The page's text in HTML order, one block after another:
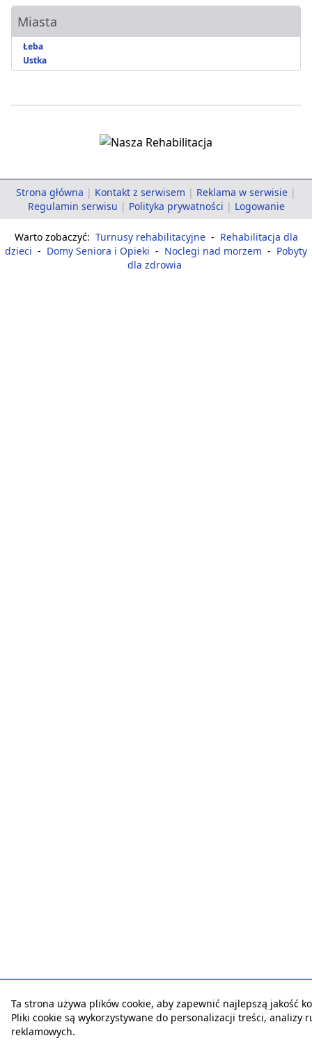
Miasta
Łeba
Ustka
Strona główna | Kontakt z serwisem | Reklama w serwisie |
Regulamin serwisu | Polityka prywatności | Logowanie
Warto zobaczyć: Turnusy rehabilitacyjne - Rehabilitacja dla
dzieci - Domy Seniora i Opieki - Noclegi nad morzem - Pobyty
dla zdrowia
Ta strona używa plików cookie, aby zapewnić najlepszą jakość
Pliki cookie są wykorzystywane do personalizacji treści, analizy
reklamowych.